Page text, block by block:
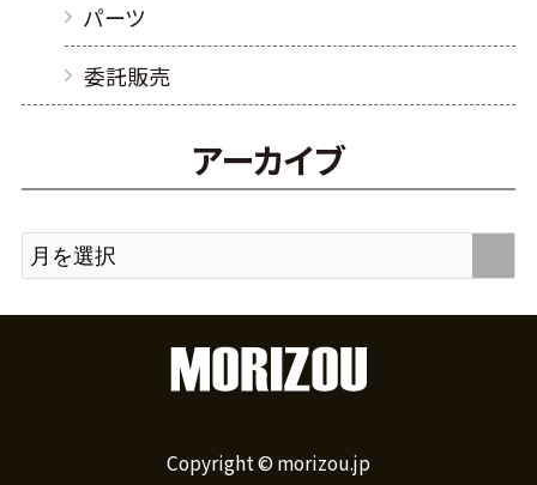
パーツ
委託販売
アーカイブ
Copyright © morizou.jp